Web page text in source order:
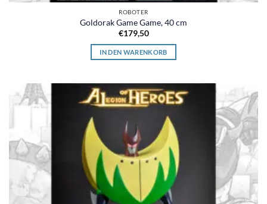
ROBOTER
Goldorak Game Game, 40 cm
€179,50
IN DEN WARENKORB